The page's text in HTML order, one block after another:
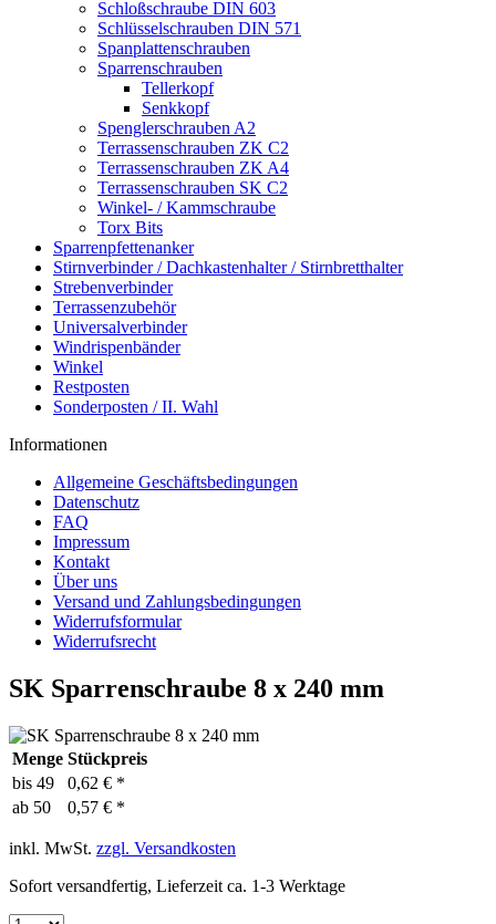
Schloßschraube DIN 603
Schlüsselschrauben DIN 571
Spanplattenschrauben
Sparrenschrauben
Tellerkopf
Senkkopf
Spenglerschrauben A2
Terrassenschrauben ZK C2
Terrassenschrauben ZK A4
Terrassenschrauben SK C2
Winkel- / Kammschraube
Torx Bits
Sparrenpfettenanker
Stirnverbinder / Dachkastenhalter / Stirnbretthalter
Strebenverbinder
Terrassenzubehör
Universalverbinder
Windrispenbänder
Winkel
Restposten
Sonderposten / II. Wahl
Informationen
Allgemeine Geschäftsbedingungen
Datenschutz
FAQ
Impressum
Kontakt
Über uns
Versand und Zahlungsbedingungen
Widerrufsformular
Widerrufsrecht
SK Sparrenschraube 8 x 240 mm
Menge Stückpreis
bis 49
0,62 € *
ab 50 0,57 € *
inkl. MwSt. zzgl. Versandkosten
Sofort versandfertig, Lieferzeit ca. 1-3 Werktage